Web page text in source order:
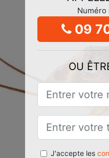
Numéro
09
OU
J'accepte les